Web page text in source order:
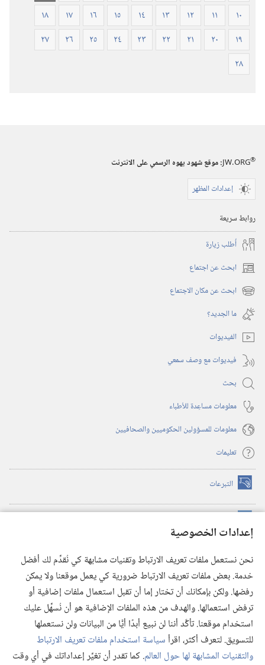
إعدادات الخصوصية
نحن نستعمل ملفات تعريف الارتباط وتقنيات مشابهة كي نُقدِّم لك أفضل
خدمة. بعض ملفات تعريف الارتباط ضرورية كي يعمل موقعنا ولا يمكن
رفضها. ولكن بإمكانك أن تختار إما أن تقبل استعمال ملفات إضافية أو
ترفض استعمالها. والهدف من هذه الملفات الإضافية هو أن نُسهِّل عليك
استخدام موقعنا. تأكَّد أننا لن نبيع أبدًا أيًّا من البيانات ولن نستعملها
للتسويق. لتعرف أكثر، اقرأسياسة استخدام ملفات تعريف الارتباط
والتقنيات المشابهة لها حول العالم. كما تقدر أن تغيِّر إعداداتك في أي وقت
١٠
١١ ١٢ ١٣ ١٤ ١٥ ١٦ ١٧
١٨
١٩
٢٠ ٢١ ٢٢ ٢٣ ٢٤ ٢٥ ٢٦
٢٧
٢٨
JW.ORG®
:‏ موقع شهود يهوه الرسمي على الانترنت
إعدادات المظهر
روابط سريعة
أُطلب زيارة
ابحث عن اجتماع (يفتح
نافذة ابحث عن مكان الاجتماع (يفتح
نافذة
جديدة)
ما الجديد؟‏
الفيديوات
فيديوات مع وصف سمعي
بحث
معلومات مساعِدة للأطباء
معلومات للمسؤولين الحكوميين والصحافيين
تعليمات
التبرعات (يفتح
نافذة
(يفتح
نافذة
(يفتح
نافذة
جديدة) تطبيق ®
JW Library
مكتبة برج المراقبة